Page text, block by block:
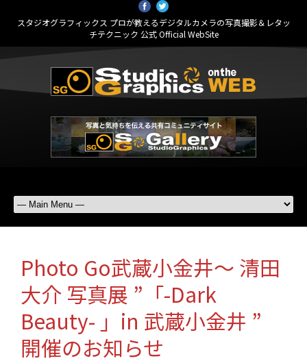
スタジオグラフィックス プロが教えるデジタルカメラの写真撮影＆レタッ
チテクニック 公式 Official WebSite
Photo Go武蔵小金井～ 清田
大介 写真展 ”「-Dark
Beauty- 」in 武蔵小金井 ”
開催のお知らせ